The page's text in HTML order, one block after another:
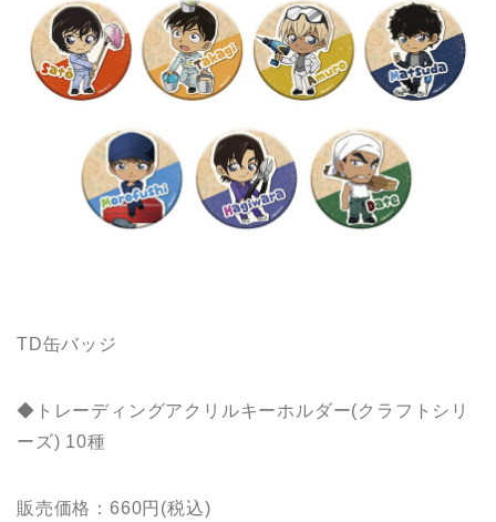
TD缶バッジ
◆トレーディングアクリルキーホルダー(クラフトシリ
ーズ) 10種
販売価格：660円(税込)